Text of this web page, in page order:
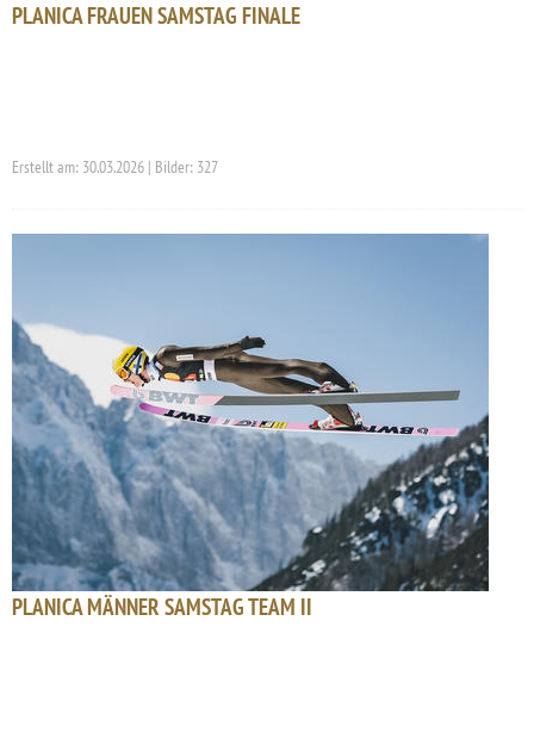
PLANICA FRAUEN SAMSTAG FINALE
Erstellt am: 30.03.2026 | Bilder: 327
PLANICA MÄNNER SAMSTAG TEAM II